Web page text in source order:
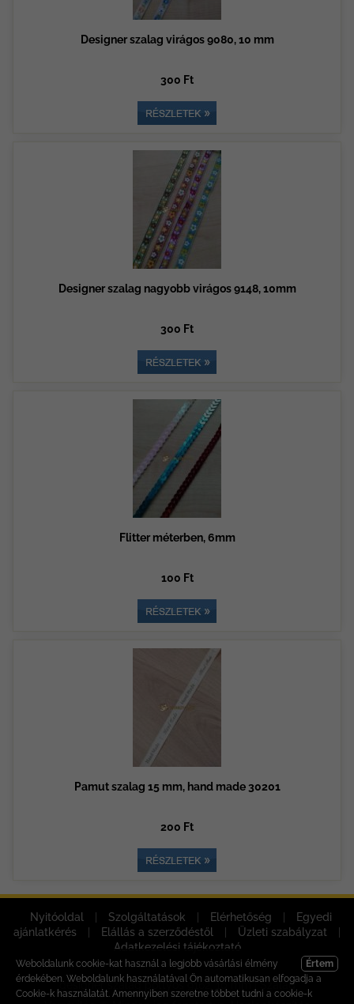
Designer szalag virágos 9080, 10 mm
300 Ft
Designer szalag nagyobb virágos 9148, 10mm
300 Ft
Flitter méterben, 6mm
100 Ft
Pamut szalag 15 mm, hand made 30201
200 Ft
Nyitóoldal Szolgáltatások Elérhetőség
Egyedi
ajánlatkérés
Elállás a szerződéstől Üzleti szabályzat
Adatkezelési tájékoztató
designer szalag pöttyös 9162, 10 mm | Szalag
Értem
Weboldalunk cookie-kat használ a legjobb vásárlási élmény
érdekében. Weboldalunk használatával Ön automatikusan elfogadja a
Cookie-k használatát. Amennyiben szeretne többet tudni a cookie-k